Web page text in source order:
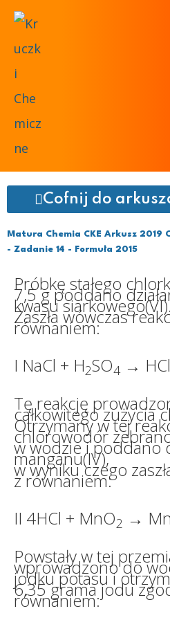
Cofnij do
Matura Chemia CKE Arkusz 2019
- Zadanie 14 - Formuła 2015
Próbkę stałego
7,5 g poddano
kwasu siarkowego(VI).
Zaszła wówczas
równaniem:
I NaCl + H2SO4 →
Tę reakcję
całkowitego zużycia
Otrzymany w tej
chlorowodór
w wodzie i poddano
manganu(IV),
w wyniku czego
z równaniem:
II 4HCl + MnO2 →
Powstały w tej
wprowadzono do
jodku potasu i
6,35 grama jodu
równaniem: